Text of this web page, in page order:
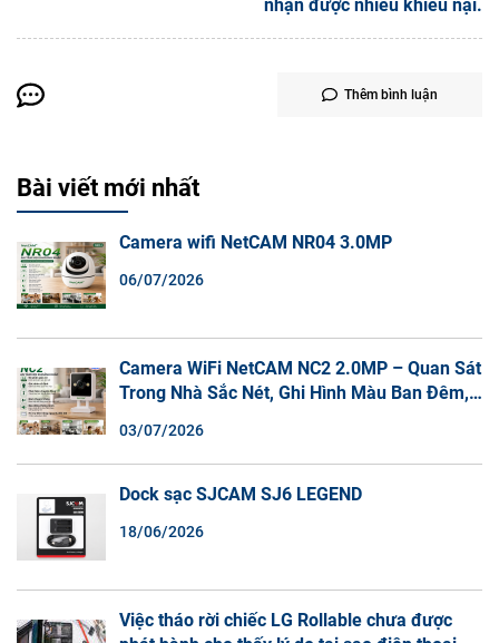
nhận được nhiều khiếu nại.
Thêm bình luận
Bài viết mới nhất
Camera wifi NetCAM NR04 3.0MP
06/07/2026
Camera WiFi NetCAM NC2 2.0MP – Quan Sát
Trong Nhà Sắc Nét, Ghi Hình Màu Ban Đêm,
03/07/2026
Dock sạc SJCAM SJ6 LEGEND
18/06/2026
Việc tháo rời chiếc LG Rollable chưa được